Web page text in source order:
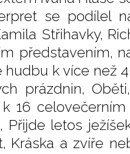
se podílel
Střihavky,
představením,
hudbu k více než
prázdnin,
16
Přijde letos
Kráska a zvíře